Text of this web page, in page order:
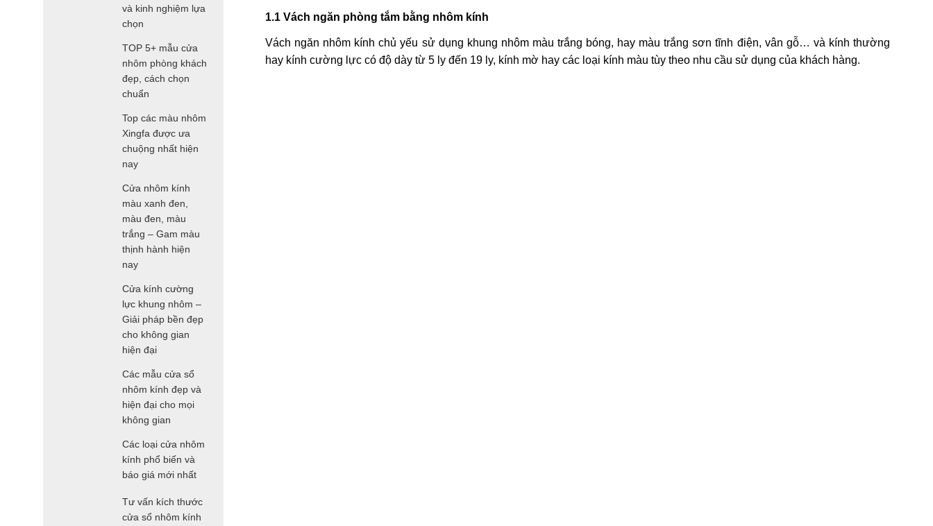
và kinh nghiệm lựa
chọn
TOP 5+ mẫu cửa
nhôm phòng khách
đẹp, cách chọn
chuẩn
Top các màu nhôm
Xingfa được ưa
chuộng nhất hiện
nay
Cửa nhôm kính
màu xanh đen,
màu đen, màu
trắng – Gam màu
thịnh hành hiện
nay
Cửa kính cường
lực khung nhôm –
Giải pháp bền đẹp
cho không gian
hiện đại
Các mẫu cửa sổ
nhôm kính đẹp và
hiện đại cho mọi
không gian
Các loại cửa nhôm
kính phổ biến và
báo giá mới nhất
Tư vấn kích thước
cửa sổ nhôm kính
1.1 Vách ngăn phòng tắm bằng nhôm kính
Vách ngăn nhôm kính chủ yếu sử dụng khung nhôm màu trắng bóng, hay màu trắng sơn tĩnh điện, vân gỗ… và kính thường
hay kính cường lực có độ dày từ 5 ly đến 19 ly, kính mờ hay các loại kính màu tùy theo nhu cầu sử dụng của khách hàng.